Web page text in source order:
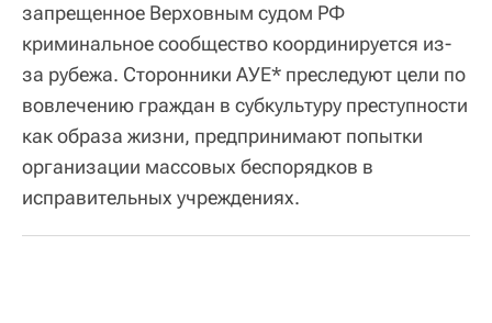
запрещенное Верховным судом РФ
криминальное сообщество координируется из-
за рубежа. Сторонники АУЕ* преследуют цели по
вовлечению граждан в субкультуру преступности
как образа жизни, предпринимают попытки
организации массовых беспорядков в
исправительных учреждениях.